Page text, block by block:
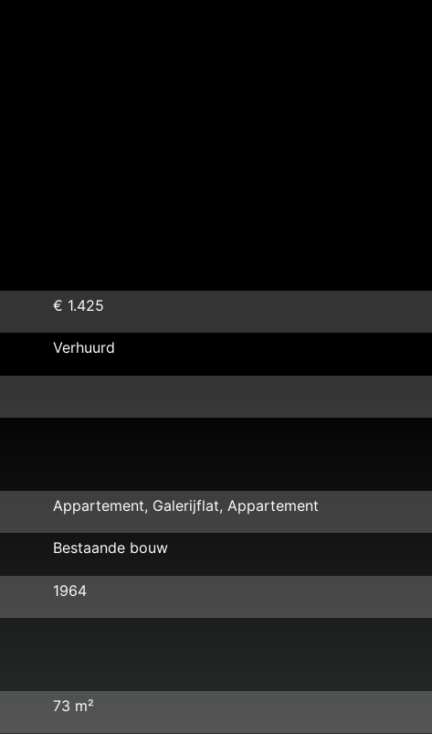
€ 1.425
Verhuurd
Appartement, Galerijflat, Appartement
Bestaande bouw
1964
73 m²